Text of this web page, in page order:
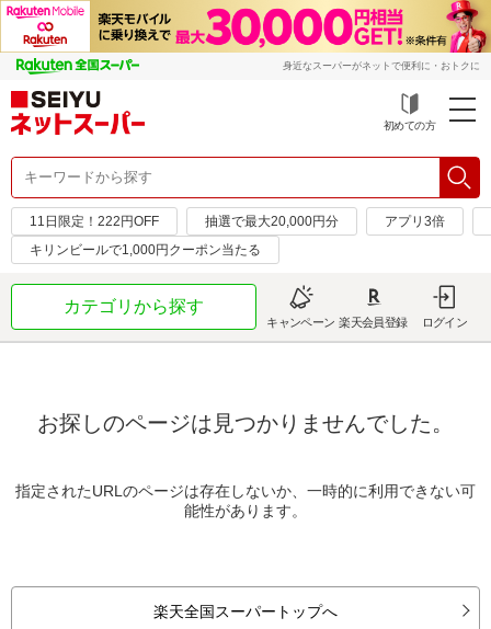
身近なスーパーがネットで便利に・おトクに
初めての方
11日限定！222円OFF 抽選で最大20,000円分
アプリ3倍
キリンビールで1,000円クーポン当たる
カテゴリから探す
キャンペーン 楽天会員登録 ログイン
お探しのページは見つかりませんでした。
指定されたURLのページは存在しないか、一時的に利用できない可
能性があります。
楽天全国スーパートップへ